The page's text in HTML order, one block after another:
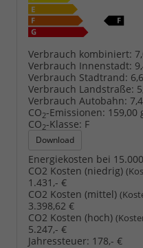
Verbrauch kombiniert:
Verbrauch Innenstadt:
Verbrauch Stadtrand:
Verbrauch Landstraße:
Verbrauch Autobahn:
CO2-Emissionen: 159,00
CO2-Klasse: F
Download
Energiekosten bei
CO2 Kosten (niedrig)
1.431,- €
CO2 Kosten (mittel)
3.398,62 €
CO2 Kosten (hoch)
5.247,- €
Jahressteuer: 178,- €